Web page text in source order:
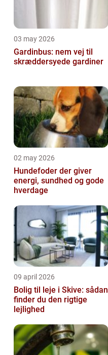
03 may 2026
Gardinbus: nem vej til
skræddersyede gardiner
02 may 2026
Hundefoder der giver
energi, sundhed og gode
hverdage
09 april 2026
Bolig til leje i Skive: sådan
finder du den rigtige
lejlighed